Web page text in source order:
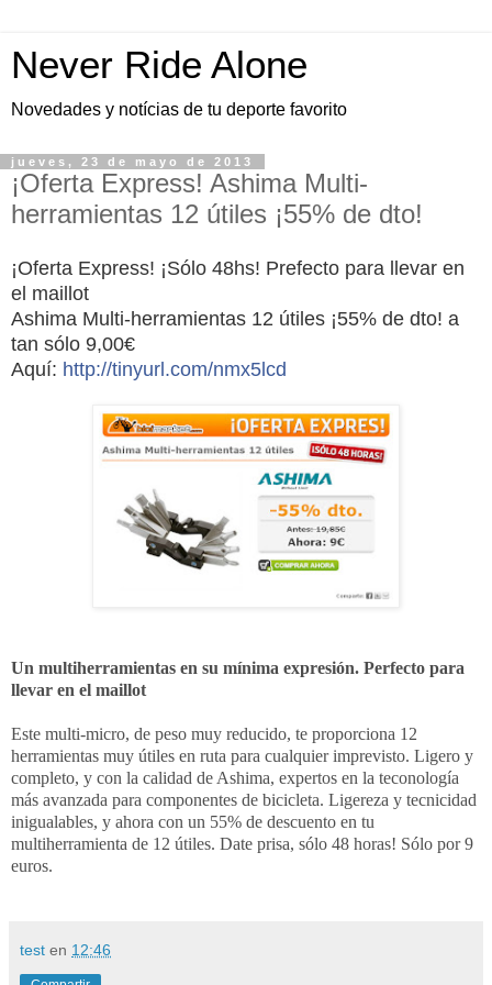
Never Ride Alone
Novedades y notícias de tu deporte favorito
jueves, 23 de mayo de 2013
¡Oferta Express! Ashima Multi-
herramientas 12 útiles ¡55% de dto!
¡Oferta Express! ¡Sólo 48hs! Prefecto para llevar en
el maillot
Ashima Multi-herramientas 12 útiles ¡55% de dto! a
tan sólo 9,00€
Aquí: http://tinyurl.com/nmx5lcd
Un multiherramientas en su mínima expresión. Perfecto para
llevar en el maillot
Este multi-micro, de peso muy reducido, te proporciona 12
herramientas muy útiles en ruta para cualquier imprevisto. Ligero y
completo, y con la calidad de Ashima, expertos en la teconología
más avanzada para componentes de bicicleta. Ligereza y tecnicidad
inigualables, y ahora con un 55% de descuento en tu
multiherramienta de 12 útiles. Date prisa, sólo 48 horas! Sólo por 9
euros.
test en 12:46